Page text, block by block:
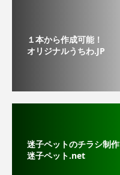
１本から作成可能！
オリジナルうちわ.JP
迷子ペットのチラシ制作
迷子ペット.net